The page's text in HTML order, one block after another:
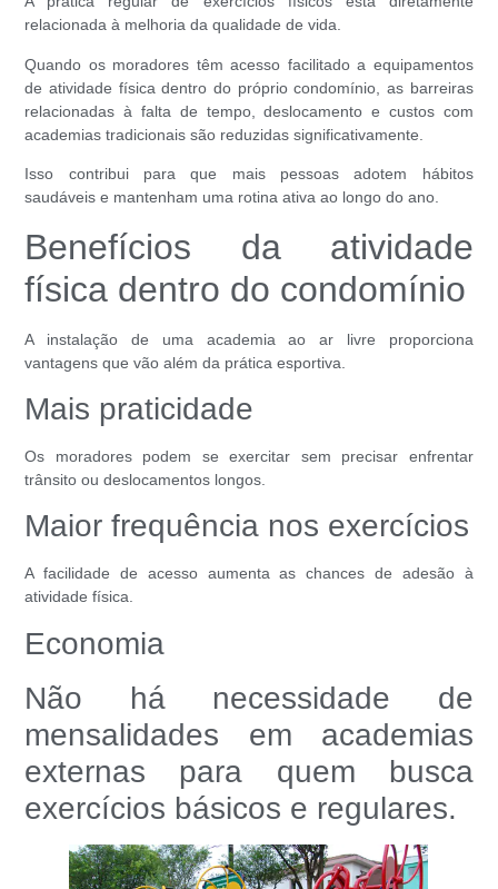
relacionada à melhoria da qualidade de vida.
Quando os moradores têm acesso facilitado a equipamentos
de atividade física dentro do próprio condomínio, as barreiras
relacionadas à falta de tempo, deslocamento e custos com
academias tradicionais são reduzidas significativamente.
Isso contribui para que mais pessoas adotem hábitos
saudáveis e mantenham uma rotina ativa ao longo do ano.
Benefícios da atividade
física dentro do condomínio
A instalação de uma academia ao ar livre proporciona
vantagens que vão além da prática esportiva.
Mais praticidade
Os moradores podem se exercitar sem precisar enfrentar
trânsito ou deslocamentos longos.
Maior frequência nos exercícios
A facilidade de acesso aumenta as chances de adesão à
atividade física.
Economia
Não há necessidade de
mensalidades em academias
externas para quem busca
exercícios básicos e regulares.